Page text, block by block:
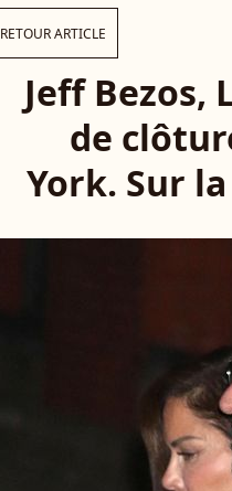
RETOUR ARTICLE
Jeff Bezos,
de
York. Sur